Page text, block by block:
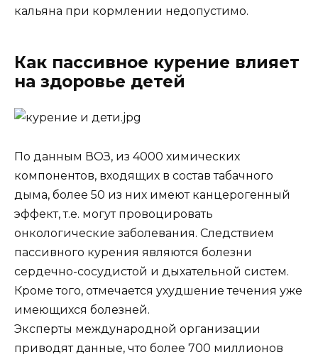
кальяна при кормлении недопустимо.
Как пассивное курение влияет
на здоровье детей
По данным ВОЗ, из 4000 химических
компонентов, входящих в состав табачного
дыма, более 50 из них имеют канцерогенный
эффект, т.е. могут провоцировать
онкологические заболевания. Следствием
пассивного курения являются болезни
сердечно-сосудистой и дыхательной систем.
Кроме того, отмечается ухудшение течения уже
имеющихся болезней.
Эксперты международной организации
приводят данные, что более 700 миллионов